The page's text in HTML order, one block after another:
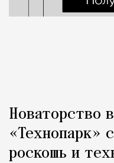
Новаторство
«Технопарк»
роскошь и